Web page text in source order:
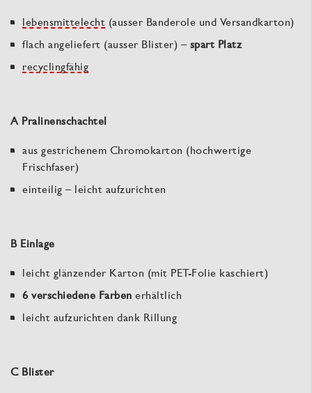
lebensmittelecht (ausser Banderole und Versandkarton)
flach angeliefert (ausser Blister) –spart Platz
recyclingfähig
A Pralinenschachtel
aus gestrichenem Chromokarton (hochwertige
Frischfaser)
einteilig – leicht aufzurichten
B Einlage
leicht glänzender Karton (mit PET-Folie kaschiert)
6 verschiedene Farben erhältlich
leicht aufzurichten dank Rillung
C Blister